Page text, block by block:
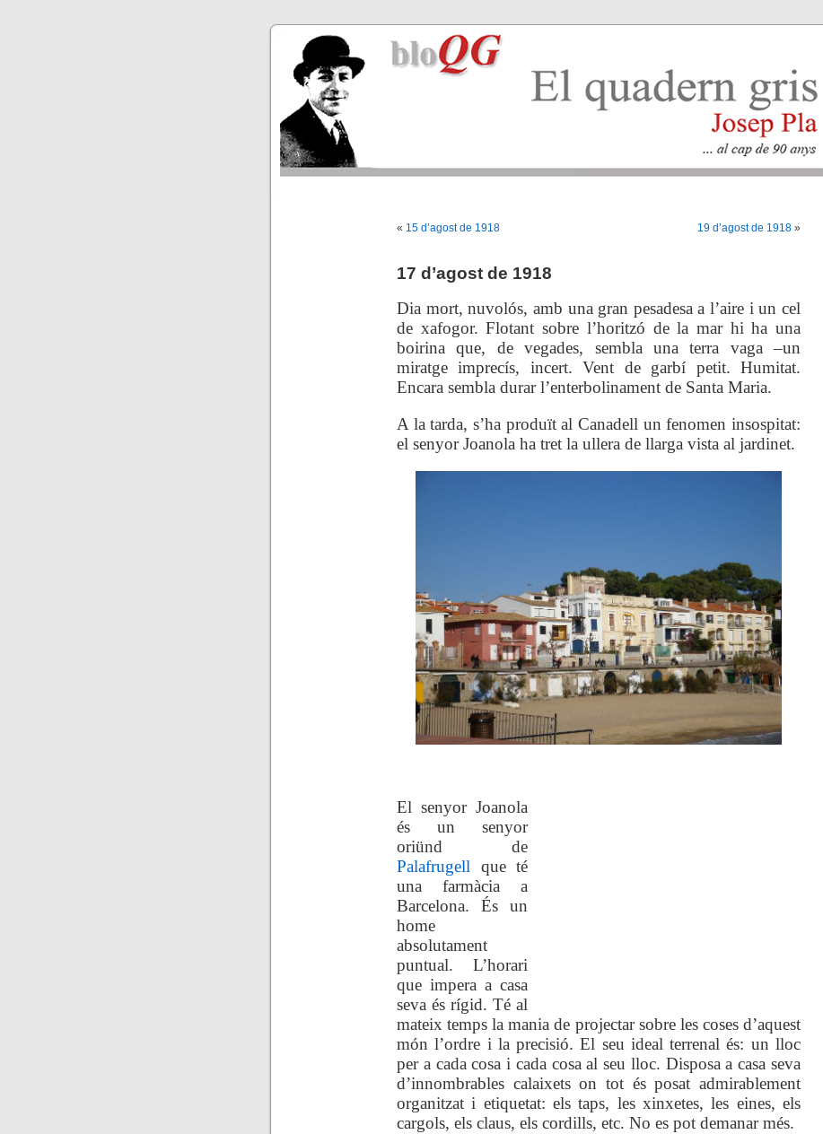
« 15 d’agost de 1918 19 d’agost de 1918 »
17 d’agost de 1918
Dia mort, nuvolós, amb una gran pesadesa a l’aire i un cel
de xafogor. Flotant sobre l’horitzó de la mar hi ha una
boirina que, de vegades, sembla una terra vaga –un
miratge imprecís, incert. Vent de garbí petit. Humitat.
Encara sembla durar l’enterbolinament de Santa Maria.
A la tarda, s’ha produït al Canadell un fenomen insospitat:
el senyor Joanola ha tret la ullera de llarga vista al jardinet.
El senyor Joanola
és un senyor
oriünd de
Palafrugell que té
una farmàcia a
Barcelona. És un
home
absolutament
puntual. L’horari
que impera a casa
seva és rígid. Té al
mateix temps la mania de projectar sobre les coses d’aquest
món l’ordre i la precisió. El seu ideal terrenal és: un lloc
per a cada cosa i cada cosa al seu lloc. Disposa a casa seva
d’innombrables calaixets on tot és posat admirablement
organitzat i etiquetat: els taps, les xinxetes, les eines, els
cargols, els claus, els cordills, etc. No es pot demanar més.